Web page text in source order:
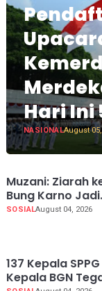
Hari Ini
NASIONALAugust
Muzani: Ziarah
Bung Karno Jadi
Pengingat
SOSIALAugust 04, 2026
137 Kepala
Kepala BGN